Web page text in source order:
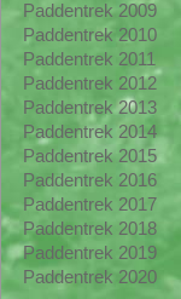
Paddentrek 2009
Paddentrek 2010
Paddentrek 2011
Paddentrek 2012
Paddentrek 2013
Paddentrek 2014
Paddentrek 2015
Paddentrek 2016
Paddentrek 2017
Paddentrek 2018
Paddentrek 2019
Paddentrek 2020